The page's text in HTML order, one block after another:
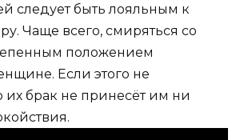
следует быть лояльным к
Чаще всего, смиряться со
положением
Если этого не
их брак не принесёт им ни